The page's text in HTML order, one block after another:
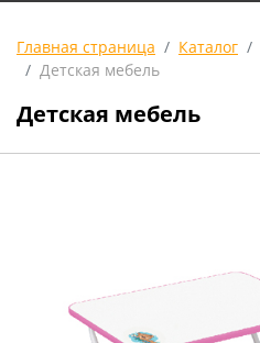
Главная страница Каталог
Детская мебель
Детская мебель